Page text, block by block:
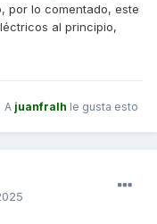
por lo comentado, este
al principio,
A juanfralh le gusta esto